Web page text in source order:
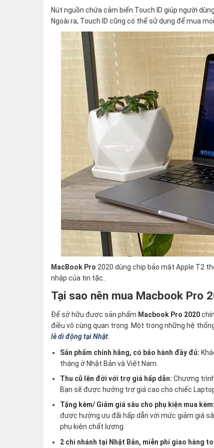
Nút nguồn chứa cảm biến Touch ID giúp người
Ngoài ra, Touch ID cũng có thể sử dụng để mua
MacBook Pro 2020 dùng chip bảo mật Apple T2
nhập của tin tặc..
Tại sao nên mua Macbook Pro
Để sở hữu được sản phẩm Macbook Pro 2020
điều vô cùng quan trọng. Một trong những hệ
lẻ di động tại Nhật:
Sản phẩm chính hãng, có bảo hành đầy đủ:
tháng ở Nhật Bản và Việt Nam.
Thu cũ lên đời với trợ giá hấp dẫn:Chương
Bạn sẽ được hưởng trợ giá cao cho chiếc
Tặng kèm/ Giảm giá sâu cho phụ kiện mua kèm:
được hưởng ưu đãi hấp dẫn với mức giảm giá
phụ kiện chất lượng.
2 chi nhánh tại Nhật Bản, miễn phí giao hàng